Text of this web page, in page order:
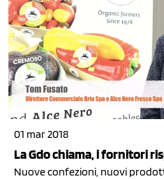
01 mar 2018
La Gdo chiama, i fornitori
Nuove confezioni, nuovi